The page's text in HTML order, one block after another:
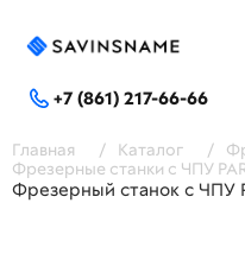
+7 (861) 217-66-66
Главная / Каталог /
Фрезерные станки с ЧПУ
Фрезерный станок с ЧПУ